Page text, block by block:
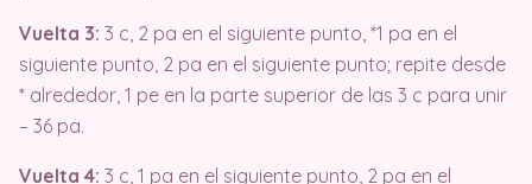
Vuelta 3: 3 c, 2 pa en el siguiente punto, *1 pa en el
siguiente punto, 2 pa en el siguiente punto; repite desde
* alrededor, 1 pe en la parte superior de las 3 c para unir
– 36 pa.
Vuelta 4: 3 c, 1 pa en el siguiente punto, 2 pa en el